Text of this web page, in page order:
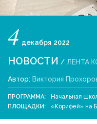
4 декабря 2022
НОВОСТИ / ЛЕНТА
Автор: Виктория
ПРОГРАММА: Начальная
ПЛОЩАДКИ:
«Корифей» на